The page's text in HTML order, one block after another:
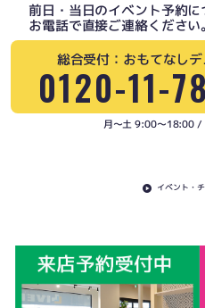
前日・当日のイベント予約に
お電話で直接ご連絡ください。
総合受付：おもてなしデ
0120-11-
月〜土 9:00〜18:00
イベント・